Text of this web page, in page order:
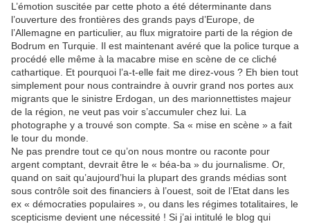
L’émotion suscitée par cette photo a été déterminante dans
l’ouverture des frontières des grands pays d’Europe, de
l’Allemagne en particulier, au flux migratoire parti de la région de
Bodrum en Turquie. Il est maintenant avéré que la police turque a
procédé elle même à la macabre mise en scène de ce cliché
cathartique. Et pourquoi l’a-t-elle fait me direz-vous ? Eh bien tout
simplement pour nous contraindre à ouvrir grand nos portes aux
migrants que le sinistre Erdogan, un des marionnettistes majeur
de la région, ne veut pas voir s’accumuler chez lui. La
photographe y a trouvé son compte. Sa « mise en scène » a fait
le tour du monde.
Ne pas prendre tout ce qu’on nous montre ou raconte pour
argent comptant, devrait être le « béa-ba » du journalisme. Or,
quand on sait qu’aujourd’hui la plupart des grands médias sont
sous contrôle soit des financiers à l’ouest, soit de l’Etat dans les
ex « démocraties populaires », ou dans les régimes totalitaires, le
scepticisme devient une nécessité ! Si j’ai intitulé le blog qui